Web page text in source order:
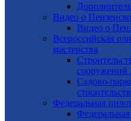
Видео о
Видео о
Всероссийская
мастерства
сооружений
Садово-
Федеральная